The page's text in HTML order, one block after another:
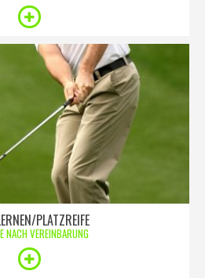
PLATZREIFE
NACH VEREINBARUNG